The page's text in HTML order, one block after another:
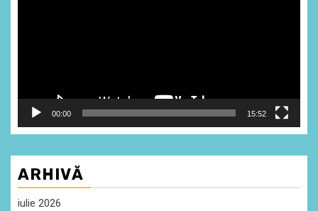
00:00 15:52
ARHIVĂ
iulie 2026